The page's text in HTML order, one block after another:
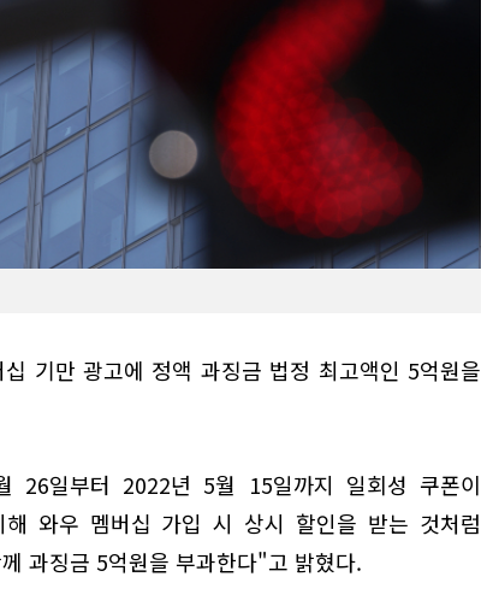
기만 광고에 정액 과징금 법정 최고액인 5억원을
26일부터 2022년 5월 15일까지 일회성 쿠폰이
와우 멤버십 가입 시 상시 할인을 받는 것처럼
과징금 5억원을 부과한다"고 밝혔다.